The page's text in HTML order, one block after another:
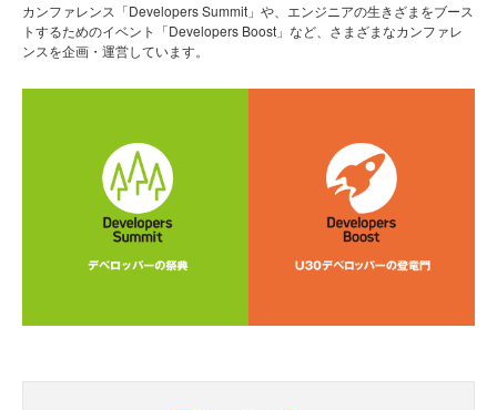
カンファレンス「Developers Summit」や、エンジニアの生きざまをブース
トするためのイベント「Developers Boost」など、さまざまなカンファレ
ンスを企画・運営しています。